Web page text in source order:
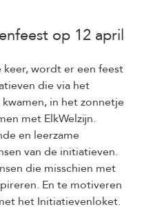
op 12 april
wordt er een feest
die via het
in het zonnetje
met ElkWelzijn.
en leerzame
van de initiatieven.
die misschien met
En te motiveren
het Initiatievenloket.